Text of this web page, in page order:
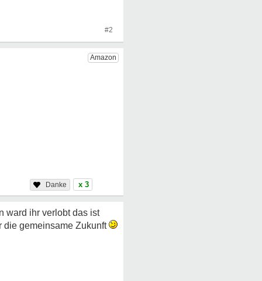
#2
x 3
ward ihr verlobt das ist
die gemeinsame Zukunft